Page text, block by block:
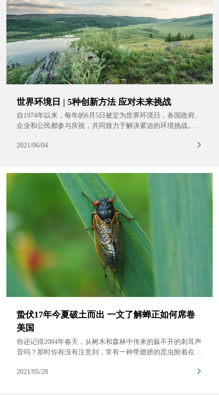
世界环境日 | 5种创新方法 应对未来挑战
自1974年以来，每年的6月5日被定为世界环境日，各国政府、
企业和公民都参与庆祝，共同致力于解决紧迫的环境挑战。今
系”。今年的世界环境日也标志着联合国“2021-2030年生态系
2021/06/04
蛰伏17年今夏破土而出 一文了解蝉正如何席卷
美国
你还记得2004年春天，从树木和森林中传来的躲不开的刺耳声
音吗？那时你有没有注意到，常有一种带翅膀的昆虫附着在毫
也会撞到你的头？
2021/05/28